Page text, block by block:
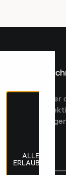
neuesten
an
Newsletter
ALLE
ERLAUBEN